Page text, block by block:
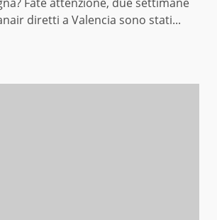
diretti a Valencia sono stati...